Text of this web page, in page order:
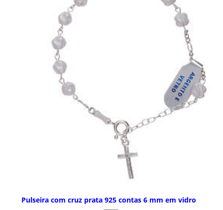
Pulseira com cruz prata 925 contas 6 mm em vidro